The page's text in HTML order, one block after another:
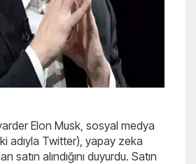
Elon Musk, sosyal medya
adıyla Twitter), yapay zeka
satın alındığını duyurdu. Satın